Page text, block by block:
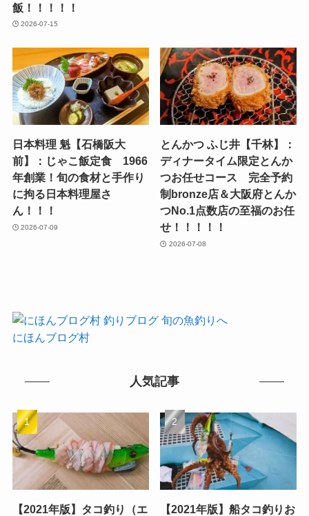
飯！！！！！
2026-07-15
日本料理 魁【石橋阪大
前】：じゃこ飯定食 1966
年創業！旬の食材と手作り
に拘る日本料理屋さ
ん！！！
2026-07-09
とんかつ ふじ井【千林】：
ディナータイム限定とんか
つお任せコース 完全予約
制bronze店＆大阪府とんか
つNo.1点数店の至福のお任
せ！！！！！
2026-07-08
にほんブログ村
人気記事
【2021年版】タコ釣り（エ
【2021年版】船タコ釣りお